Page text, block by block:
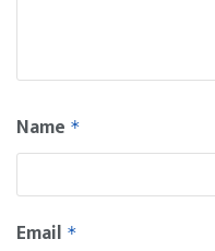
Name *
Email *